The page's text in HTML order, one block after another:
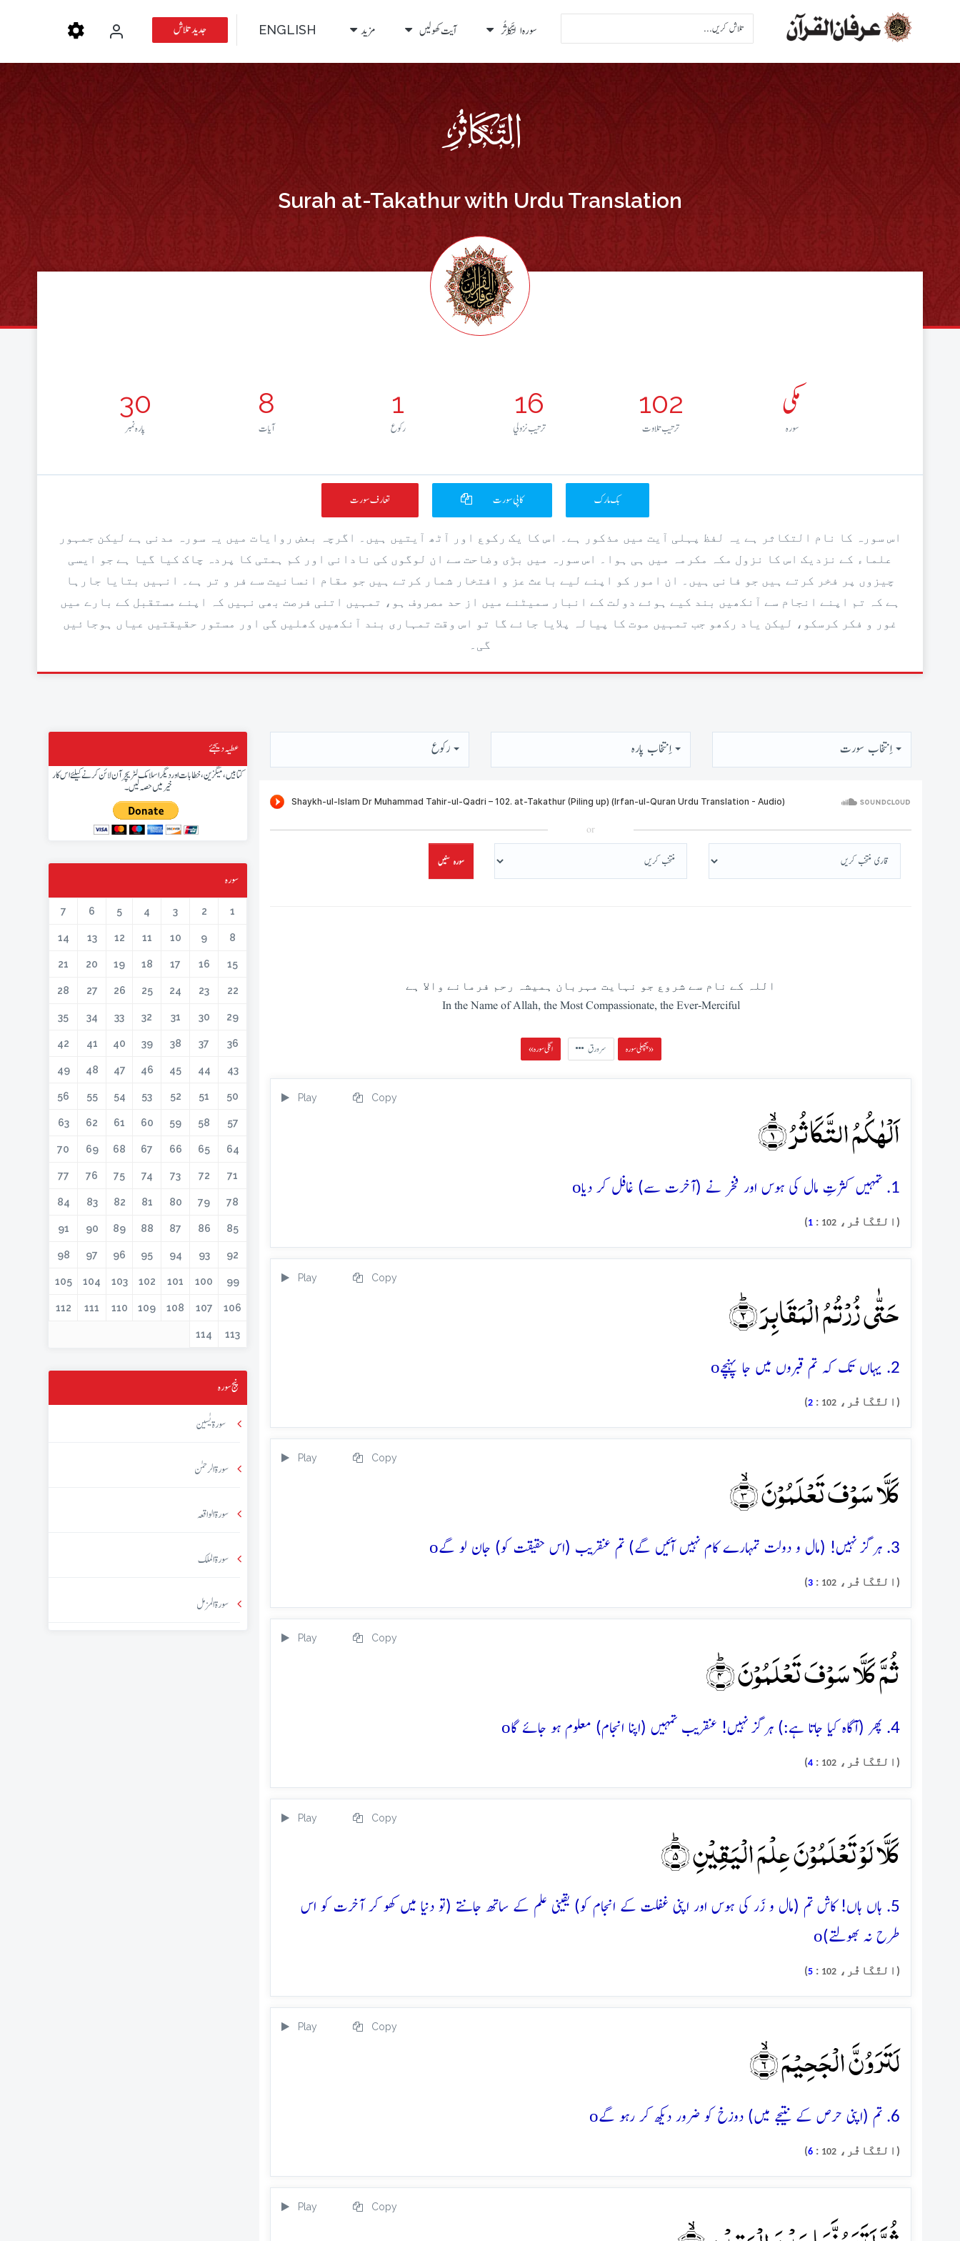
سورہ التَّکَاثُر آیت کھولیں مزید ENGLISH جدید تلاش
Surah at-Takathur with Urdu Translation
30
پارہ نمبر
8
آيات
1
رکوع
16
ترتيب نزولي
102
ترتيب تلاوت
مکی
سورہ
تعارف سورت کاپی سورت بک مارک
اس سورہ کا نام التکاثر ہے یہ لفظ پہلی آیت میں مذکور ہے۔ اس کا یک رکوع اور آٹھ آیتیں ہیں۔ اگرچہ بعض روایات میں یہ سورہ مدنی ہے لیکن جمہور
علماء کے نزدیک اس کا نزول مکہ مکرمہ میں ہی ہوا۔ اس سورہ میں بڑی وضاحت سے ان لوگوں کی نادانی اور کم ہمتی کا پردہ چاک کیا گیا ہے جو ایسی
چیزوں پر فخر کرتے ہیں جو فانی ہیں۔ ان امور کو اپنے لیے باعث عز و افتخار شمار کرتے ہیں جو مقام انسانیت سے فر و تر ہے۔ انہیں بتایا جارہا
ہے کہ تم اپنے انجام سے آنکھیں بند کیے ہوئے دولت کے انبار سمیٹنے میں از حد مصروف ہو، تمہیں اتنی فرصت بھی نہیں کہ اپنے مستقبل کے بارے میں
غور و فکر کرسکو، لیکن یاد رکھو جب تمہیں موت کا پیالہ پلایا جائے گا تو اس وقت تمہاری بند آنکھیں کھلیں گی اور مستور حقیقتیں عیاں ہوجائیں
گی۔
اِنتخاب سورت اِنتخاب پارہ رُكوع
or
سورہ سنیں
اللہ کے نام سے شروع جو نہایت مہربان ہمیشہ رحم فرمانے والا ہے
In the Name of Allah, the Most Compassionate, the Ever-Merciful
پچھلی سورہ » سرورق « اگلی سورہ
Play Copy
اَلۡہٰکُمُ التَّکَاثُرُ ۙ﴿۱﴾
1. تمہیں کثرتِ مال کی ہوس اور فخر نے (آخرت سے) غافل کر دیا o
(التَّکَاثُر، 102
:
1
)
Play Copy
حَتّٰی زُرۡتُمُ الۡمَقَابِرَ ؕ﴿۲﴾
2. یہاں تک کہ تم قبروں میں جا پہنچے o
(التَّکَاثُر، 102
:
2
)
Play Copy
کَلَّا سَوۡفَ تَعۡلَمُوۡنَ ۙ﴿۳﴾
3. ہرگز نہیں! (مال و دولت تمہارے کام نہیں آئیں گے) تم عنقریب (اس حقیقت کو) جان لو گے o
(التَّکَاثُر، 102
:
3
)
Play Copy
ثُمَّ کَلَّا سَوۡفَ تَعۡلَمُوۡنَ ؕ﴿۴﴾
4. پھر (آگاہ کیا جاتا ہے:) ہرگز نہیں! عنقریب تمہیں (اپنا انجام) معلوم ہو جائے گا o
(التَّکَاثُر، 102
:
4
)
Play Copy
کَلَّا لَوۡ تَعۡلَمُوۡنَ عِلۡمَ الۡیَقِیۡنِ ؕ﴿۵﴾
5. ہاں ہاں! کاش تم (مال و زَر کی ہوس اور اپنی غفلت کے انجام کو) یقینی علم کے ساتھ جانتے (تو دنیا میں کھو کر آخرت کو اس
طرح نہ بھولتے)o
(التَّکَاثُر، 102
:
5
)
Play Copy
لَتَرَوُنَّ الۡجَحِیۡمَ ۙ﴿۶﴾
6. تم (اپنی حرص کے نتیجے میں) دوزخ کو ضرور دیکھ کر رہو گے o
(التَّکَاثُر، 102
:
6
)
Play Copy
عطیہ دیجئے
کتابیں، میگزین، خطابات اور دیگر اسلامک لٹریچر آن لائن کرنے کیلئے اس کار
خیر میں حصہ لیں۔
سورہ
1
2
3
4
5
6
7
8
9
10
11
12
13
14
15
16
17
18
19
20
21
22
23
24
25
26
27
28
29
30
31
32
33
34
35
36
37
38
39
40
41
42
43
44
45
46
47
48
49
50
51
52
53
54
55
56
57
58
59
60
61
62
63
64
65
66
67
68
69
70
71
72
73
74
75
76
77
78
79
80
81
82
83
84
85
86
87
88
89
90
91
92
93
94
95
96
97
98
99
100
101
102
103
104
105
106
107
108
109
110
111
112
113
114
پنج سورہ
سورۃ یٰسین
سورۃ الرحمٰن
سورۃ الواقعہ
سورۃ الملک
سورۃ المزمل